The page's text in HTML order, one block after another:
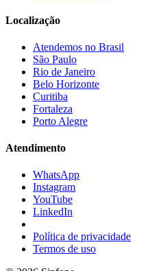
Localização
Atendemos no Brasil
São Paulo
Rio de Janeiro
Belo Horizonte
Curitiba
Fortaleza
Porto Alegre
Atendimento
WhatsApp
Instagram
YouTube
LinkedIn
Política de privacidade
Termos de uso